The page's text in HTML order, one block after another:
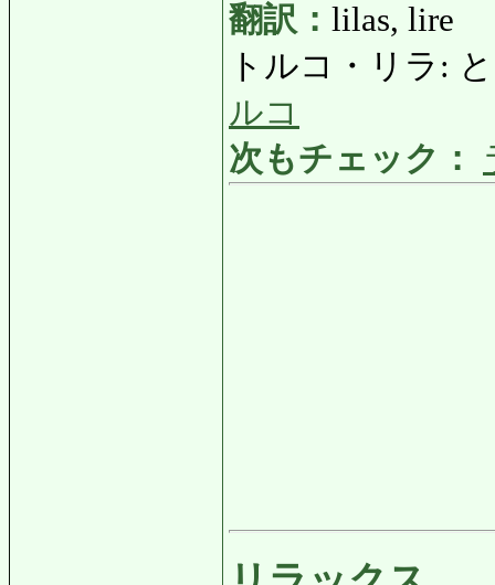
翻訳： lilas, lire
トルコ・リラ:
ルコ
次もチェック：